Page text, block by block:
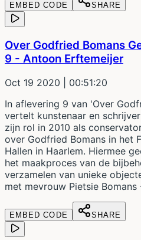
EMBED CODE SHARE
Over Godfried Bomans
9 - Antoon Erftemeijer
Oct 19 2020 | 00:51:20
In aflevering 9 van 'Over
vertelt kunstenaar en
zijn rol in 2010 als
over Godfried Bomans in het
Hallen in Haarlem. Hiermee
het maakproces van de
verzamelen van unieke
met mevrouw Pietsie Bomans
EMBED CODE SHARE